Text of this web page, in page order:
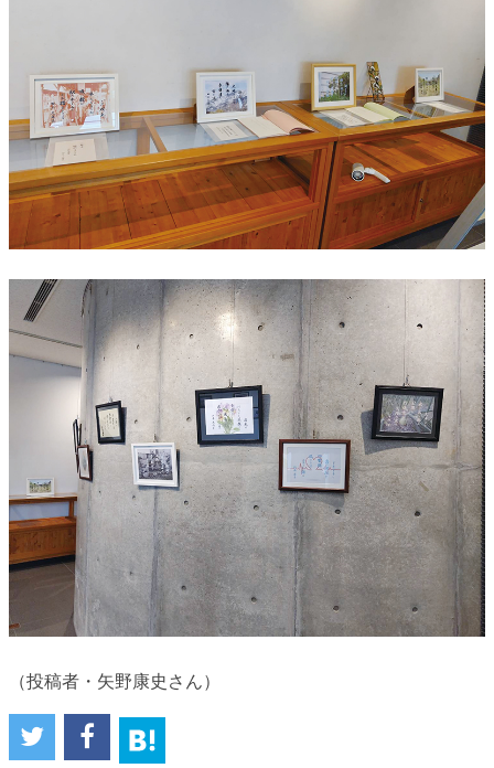
（投稿者・矢野康史さん）